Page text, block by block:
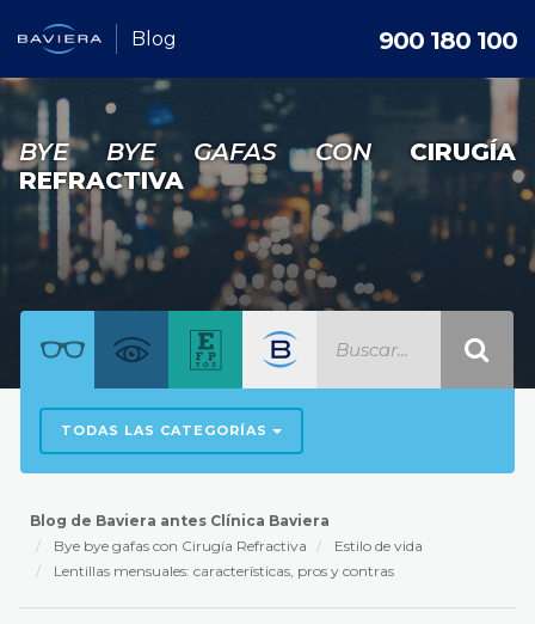
Blog 900 180 100
BYE BYE GAFAS CON CIRUGÍA
REFRACTIVA
TODAS LAS CATEGORÍAS
Blog de Baviera antes Clínica Baviera
Bye bye gafas con Cirugía Refractiva
Estilo de vida
Lentillas mensuales: características, pros y contras